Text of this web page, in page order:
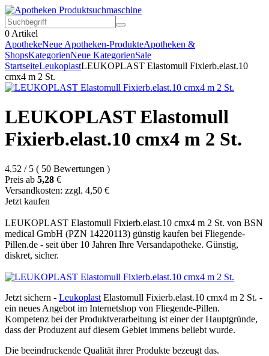
0 Artikel
ApothekeNeue Apotheken-ProdukteApotheken &
ShopsKategorienNeue KategorienSale
StartseiteLeukoplastLEUKOPLAST Elastomull Fixierb.elast.10
cmx4 m 2 St.
LEUKOPLAST Elastomull
Fixierb.elast.10 cmx4 m 2 St.
4.52 / 5 ( 50 Bewertungen )
Preis ab 5,28 €
Versandkosten: zzgl. 4,50 €
Jetzt kaufen
LEUKOPLAST Elastomull Fixierb.elast.10 cmx4 m 2 St. von BSN
medical GmbH (PZN 14220113) günstig kaufen bei Fliegende-
Pillen.de - seit über 10 Jahren Ihre Versandapotheke. Günstig,
diskret, sicher.
Jetzt sichern - Leukoplast Elastomull Fixierb.elast.10 cmx4 m 2 St. -
ein neues Angebot im Internetshop von Fliegende-Pillen.
Kompetenz bei der Produktverarbeitung ist einer der Hauptgründe,
dass der Produzent auf diesem Gebiet immens beliebt wurde.
Die beeindruckende Qualität ihrer Produkte bezeugt das.